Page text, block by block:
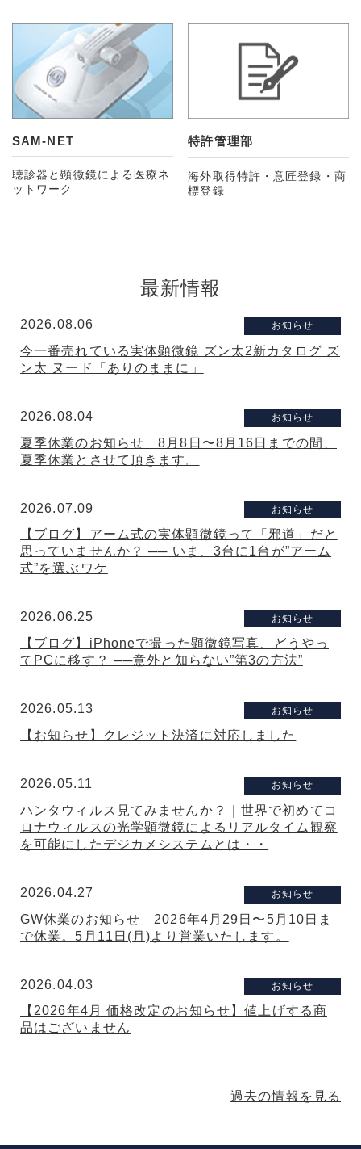
SAM-NET
聴診器と顕微鏡による医療ネ
ットワーク
特許管理部
海外取得特許・意匠登録・商
標登録
最新情報
2026.08.06 お知らせ
今一番売れている実体顕微鏡 ズン太2新カタログ ズ
ン太 ヌード「ありのままに」
2026.08.04 お知らせ
夏季休業のお知らせ 8月8日〜8月16日までの間、
夏季休業とさせて頂きます。
2026.07.09 お知らせ
【ブログ】アーム式の実体顕微鏡って「邪道」だと
思っていませんか？ ── いま、3台に1台が”アーム
式”を選ぶワケ
2026.06.25 お知らせ
【ブログ】iPhoneで撮った顕微鏡写真、どうやっ
てPCに移す？ ──意外と知らない”第3の方法”
2026.05.13 お知らせ
【お知らせ】クレジット決済に対応しました
2026.05.11 お知らせ
ハンタウィルス見てみませんか？｜世界で初めてコ
ロナウィルスの光学顕微鏡によるリアルタイム観察
を可能にしたデジカメシステムとは・・
2026.04.27 お知らせ
GW休業のお知らせ 2026年4月29日〜5月10日ま
で休業。5月11日(月)より営業いたします。
2026.04.03 お知らせ
【2026年4月 価格改定のお知らせ】値上げする商
品はございません
過去の情報を見る